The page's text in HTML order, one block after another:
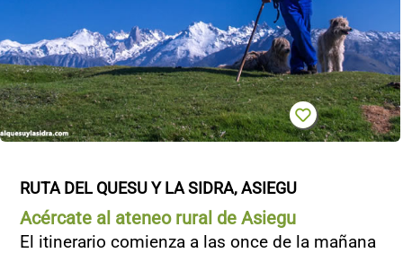
RUTA DEL QUESU Y LA SIDRA, ASIEGU
Acércate al ateneo rural de Asiegu
El itinerario comienza a las once de la mañana